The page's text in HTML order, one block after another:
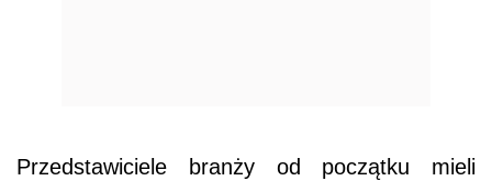
Przedstawiciele branży od początku mieli